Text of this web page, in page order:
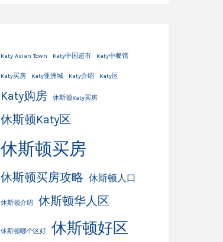
Katy Asian Town Katy中国超市 Katy中餐馆
Katy买房 Katy亚洲城 Katy介绍 Katy区
Katy购房 休斯顿Katy买房
休斯顿Katy区
休斯顿买房
休斯顿买房攻略 休斯顿人口
休斯顿介绍 休斯顿华人区
休斯顿哪个区好 休斯顿好区